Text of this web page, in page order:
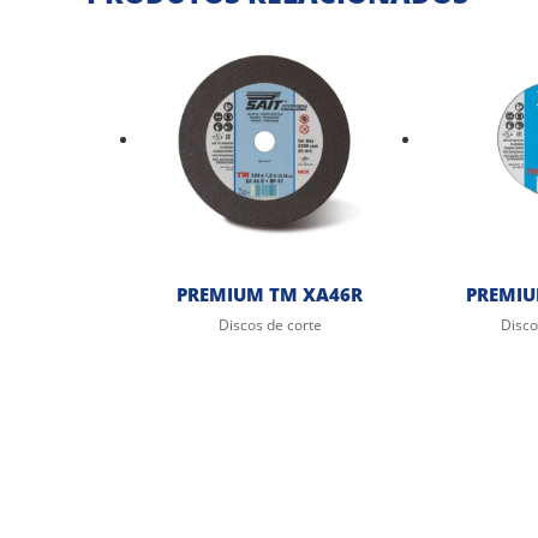
PREMIUM TM XA46R
Discos de corte